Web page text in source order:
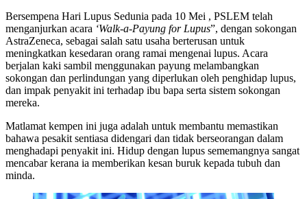
Bersempena Hari Lupus Sedunia pada 10 Mei , PSLEM telah
menganjurkan acara ‘Walk-a-Payung for Lupus”, dengan sokongan
AstraZeneca, sebagai salah satu usaha berterusan untuk
meningkatkan kesedaran orang ramai mengenai lupus. Acara
berjalan kaki sambil menggunakan payung melambangkan
sokongan dan perlindungan yang diperlukan oleh penghidap lupus,
dan impak penyakit ini terhadap ibu bapa serta sistem sokongan
mereka.
Matlamat kempen ini juga adalah untuk membantu memastikan
bahawa pesakit sentiasa didengari dan tidak berseorangan dalam
menghadapi penyakit ini. Hidup dengan lupus sememangnya sangat
mencabar kerana ia memberikan kesan buruk kepada tubuh dan
minda.